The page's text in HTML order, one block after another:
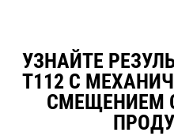
УЗНАЙТЕ
T112 С
СМЕЩЕНИЕМ